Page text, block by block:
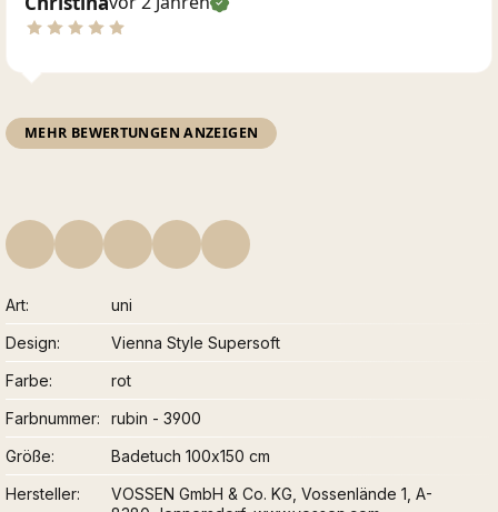
MEHR BEWERTUNGEN ANZEIGEN
Art
uni
Design
Vienna Style Supersoft
Farbe
rot
Farbnummer
rubin - 3900
Größe
Badetuch 100x150 cm
Hersteller
VOSSEN GmbH & Co. KG, Vossenlände 1, A-